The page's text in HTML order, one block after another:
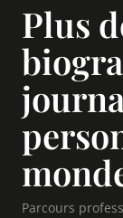
Plus
Parcours